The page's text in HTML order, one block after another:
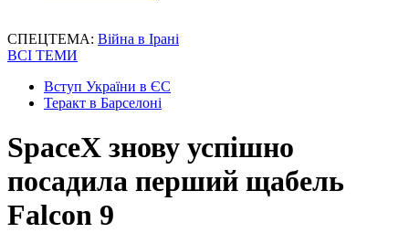
СПЕЦТЕМА: Війна в Ірані
ВСІ ТЕМИ
Вступ України в ЄС
Теракт в Барселоні
SpaceX знову успішно
посадила перший щабель
Falcon 9